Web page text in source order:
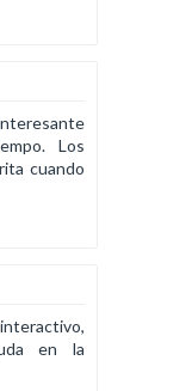
Los
cuando
en la